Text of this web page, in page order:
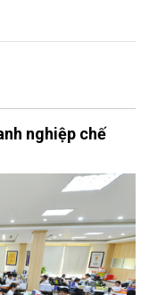
nghiệp chế